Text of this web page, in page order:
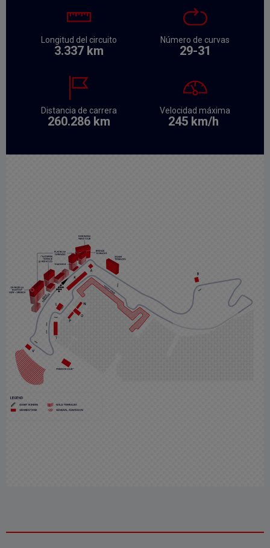
Longitud del circuito
3.337 km
Número de curvas
29-31
Distancia de carrera
260.286 km
Velocidad máxima
245 km/h